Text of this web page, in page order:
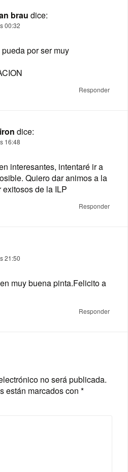
brau dice:
00:32
por ser muy
Responder
dice:
16:48
interesantes, intentaré ir a
Quiero dar animos a la
de la ILP
Responder
21:50
muy buena pinta.Felicito a
Responder
no será publicada.
están marcados con *